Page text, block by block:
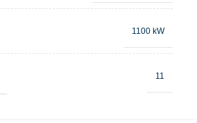
1100 kW
11